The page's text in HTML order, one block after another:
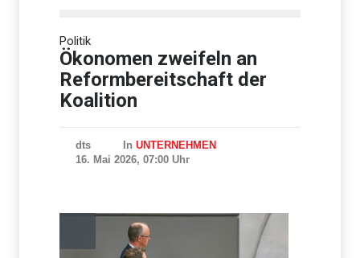
über 100
Politik
Ökonomen zweifeln an
Reformbereitschaft der
Koalition
dts In UNTERNEHMEN
16. Mai 2026, 07:00 Uhr